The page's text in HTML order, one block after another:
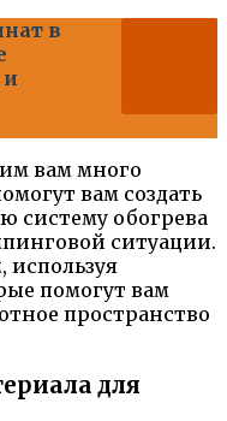
в
и
вам много
вам создать
систему обогрева
ситуации.
используя
помогут вам
пространство
для